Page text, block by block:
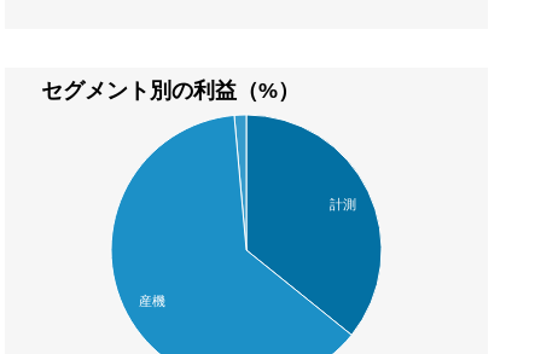
セグメント別の利益（%）
計測
産機